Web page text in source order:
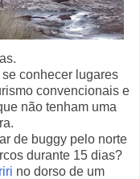
conhecer lugares
convencionais e
não tenham uma
de buggy pelo norte
durante 15 dias?
no dorso de um